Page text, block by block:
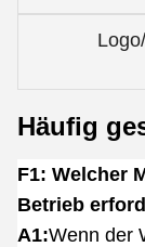
Häufig
F1: Welcher
Betrieb
A1:Wenn der